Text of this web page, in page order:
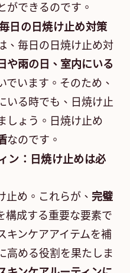
ができるのです。
日の日焼け止め対策
、毎日の日焼け止め対
や雨の日、室内にいる
でいます。そのため、
いる時でも、日焼け止
しょう。日焼け止め
なのです。
ン：日焼け止めは必
止め。これらが、 完璧
構成する重要な要素で
キンケアアイテムを補
高める役割を果たしま